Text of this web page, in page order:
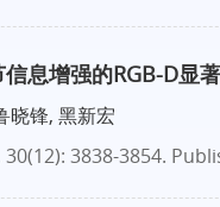
息增强的RGB-D显
晓锋, 黑新宏
30(12): 3838-3854.